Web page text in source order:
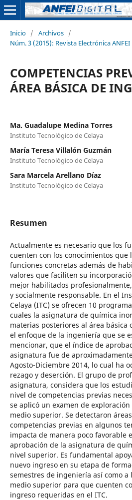
Inicio / Archivos /
Núm. 3 (2015): Revista Electrónica
COMPETENCIAS
ÁREA BÁSICA DE
Ma. Guadalupe Medina Torres
Instituto Tecnológico de Celaya
María Teresa Villalón Guzmán
Instituto Tecnológico de Celaya
Sara Marcela Arellano Díaz
Instituto Tecnológico de Celaya
Resumen
Actualmente es necesario que los
cuenten con los conocimientos
funciones concretas además de
valores que faciliten su
mejor habilitados
y socialmente responsable. En el
Celaya (ITC) se ofrecen 10
cuales la asignatura de química
materias posteriores al área básica
el enfoque de la ingeniería que se
mencionar, que el índice de
asignatura fue de
Agosto-Diciembre 2014, lo cual ha
rezago y deserción. El grupo de
asignatura, considera que los
nivel de competencias previas
se aplicó un examen de
medio superior. Se detectaron
competencias previas en algunos
impacta de manera poco favorable
aprobación de la asignatura de
nivel superior. Es fundamental
nuevo ingreso en su etapa de
semestres de ingeniería así como a
medio superior para que cuenten
ingreso requeridas en el ITC.